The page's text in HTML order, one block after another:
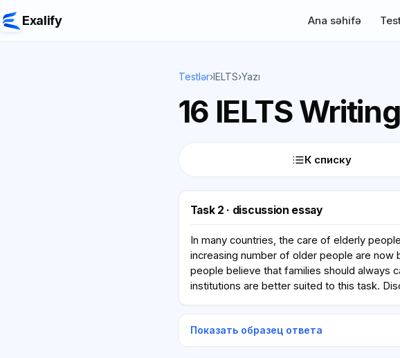
Exalify Ana səhifə
Testlər›IELTS›Yazı
16 IELTS Writing
К списку
Task 2 · discussion essay
In many countries, the care of elderly
increasing number of older people are now
people believe that families should always
institutions are better suited to this task.
Показать образец ответа